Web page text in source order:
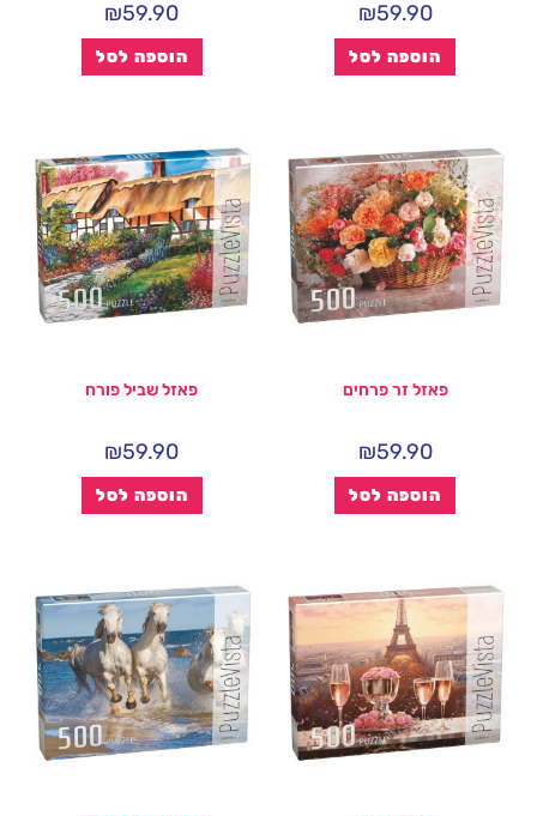
₪59.90
הוספה לסל
₪59.90
הוספה לסל
פאזל זר פרחים
₪59.90
הוספה לסל
פאזל שביל פורח
₪59.90
הוספה לסל